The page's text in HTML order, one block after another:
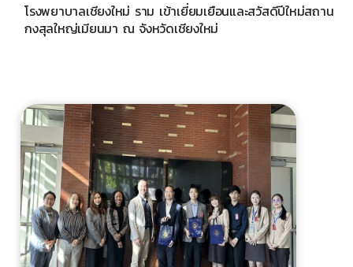
โรงพยาบาลเชียงใหม่ ราม เข้าเยี่ยมเยือนและสวัสดีปีใหม่สถาน
กงสุลใหญ่เมียนมา ณ จังหวัดเชียงใหม่